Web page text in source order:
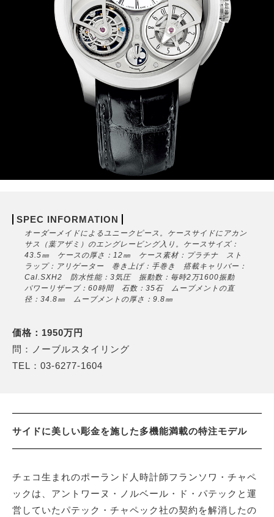
SPEC INFORMATION
オーダーメイドによるユニークピース。ケースサイドにアカン
サス（葉アザミ）のエングレービング入り。ケースサイズ：
43.5㎜ ケースの厚さ：12㎜ ケース素材：プラチナ スト
ラップ：アリゲーター 巻き上げ：手巻き 搭載キャリバー：
Cal.SXH2 防水性能：3気圧 振動数：毎時2万1600振動
パワーリザーブ：60時間 石数：35石 ムーブメントの直
径：34.8㎜ ムーブメントの厚さ：9.8㎜
価格：1950万円
問：ノーブルスタイリング
TEL：03-6277-1604
サイドに美しい彫金を施した多機能満載の特注モデル
チェコ生まれのポーランド人時計師フランソワ・チャペ
ックは、アントワーヌ・ノルベール・ド・パテックと運
営していたパテック・チャペック社の契約を解消したの